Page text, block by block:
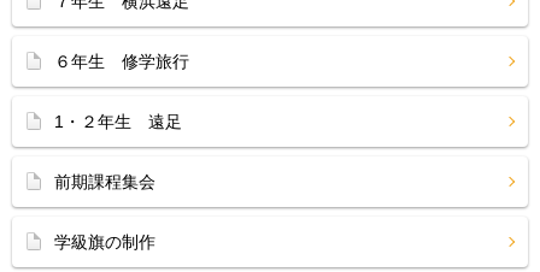
６年生 修学旅行
1・２年生 遠足
前期課程集会
学級旗の制作